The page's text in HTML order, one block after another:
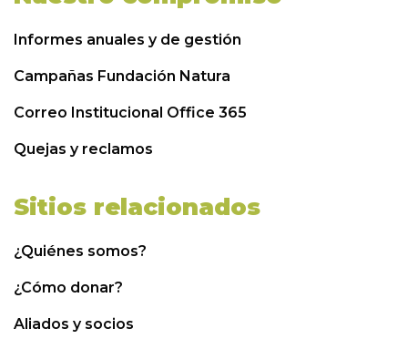
Informes anuales y de gestión
Campañas Fundación Natura
Correo Institucional Office 365
Quejas y reclamos
Sitios relacionados
¿Quiénes somos?
¿Cómo donar?
Aliados y socios